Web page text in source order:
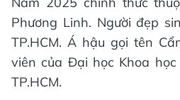
Phương Linh. Người đẹp
TP.HCM. Á hậu gọi tên
viên của Đại học Khoa
TP.HCM.